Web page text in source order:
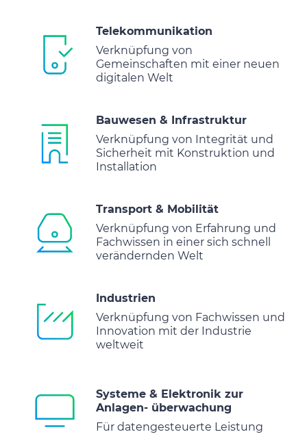
Telekommunikation
Verknüpfung von
Gemeinschaften mit einer neuen
digitalen Welt
Bauwesen & Infrastruktur
Verknüpfung von Integrität und
Sicherheit mit Konstruktion und
Installation
Transport & Mobilität
Verknüpfung von Erfahrung und
Fachwissen in einer sich schnell
verändernden Welt
Industrien
Verknüpfung von Fachwissen und
Innovation mit der Industrie
weltweit
Systeme & Elektronik zur
Anlagen- überwachung
Für datengesteuerte Leistung